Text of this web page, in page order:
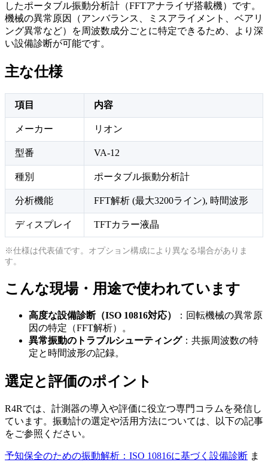
したポータブル振動分析計（FFTアナライザ搭載機）です。
機械の異常原因（アンバランス、ミスアライメント、ベアリ
ング異常など）を周波数成分ごとに特定できるため、より深
い設備診断が可能です。
主な仕様
項目 内容
メーカー リオン
型番 VA-12
種別 ポータブル振動分析計
分析機能 FFT解析 (最大3200ライン), 時間波形
ディスプレイ TFTカラー液晶
※仕様は代表値です。オプション構成により異なる場合がありま
す。
こんな現場・用途で使われています
高度な設備診断（ISO 10816対応）
：回転機械の異常原
因の特定（FFT解析）。
異常振動のトラブルシューティング：共振周波数の特
定と時間波形の記録。
選定と評価のポイント
R4Rでは、計測器の導入や評価に役立つ専門コラムを発信し
ています。振動計の選定や活用方法については、以下の記事
をご参照ください。
予知保全のための振動解析：ISO 10816に基づく設備診断 ま